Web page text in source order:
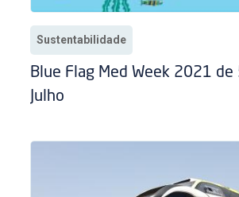
Sustentabilidade
Blue Flag Med Week 2021 de
Julho